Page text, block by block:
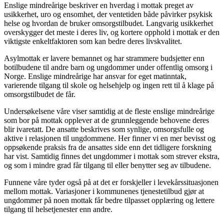
Enslige mindreårige beskriver en hverdag i mottak preget av
usikkerhet, uro og ensomhet, der ventetiden både påvirker psykisk
helse og hvordan de bruker omsorgstilbudet. Langvarig usikkerhet
overskygger det meste i deres liv, og kortere opphold i mottak er den
viktigste enkeltfaktoren som kan bedre deres livskvalitet.
Asylmottak er lavere bemannet og har strammere budsjetter enn
botilbudene til andre barn og ungdommer under offentlig omsorg i
Norge. Enslige mindreårige har ansvar for eget matinntak,
varierende tilgang til skole og helsehjelp og ingen rett til å klage på
omsorgstilbudet de får.
Undersøkelsene våre viser samtidig at de fleste enslige mindreårige
som bor på mottak opplever at de grunnleggende behovene deres
blir ivaretatt. De ansatte beskrives som synlige, omsorgsfulle og
aktive i relasjonen til ungdommene. Her finner vi en mer bevisst og
oppsøkende praksis fra de ansattes side enn det tidligere forskning
har vist. Samtidig finnes det ungdommer i mottak som strever ekstra,
og som i mindre grad får tilgang til eller benytter seg av tilbudene.
Funnene våre tyder også på at det er forskjeller i levekårssituasjonen
mellom mottak. Variasjoner i kommunenes tjenestetilbud gjør at
ungdommer på noen mottak får bedre tilpasset opplæring og lettere
tilgang til helsetjenester enn andre.